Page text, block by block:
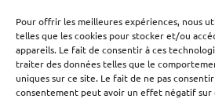
Pour offrir les meilleures expériences, nous
telles que les cookies pour stocker et/ou
appareils. Le fait de consentir à ces
traiter des données telles que le
uniques sur ce site. Le fait de ne pas
consentement peut avoir un effet négatif sur
Où nous
Bollène
Nyons
Valréas